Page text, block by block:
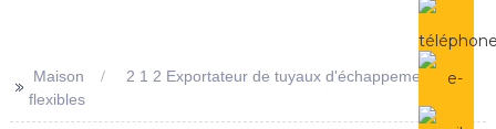
>> Maison
2 1 2 Exportateur de tuyaux d'échappement
flexibles